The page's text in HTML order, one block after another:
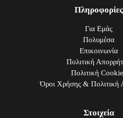
Πληροφορίες
Για Εμάς
Πολυμέσα
Επικοινωνία
Πολιτική
Πολιτική
Όροι Χρήσης & Πολιτική
Στοιχεία